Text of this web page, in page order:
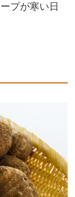
プが寒い日